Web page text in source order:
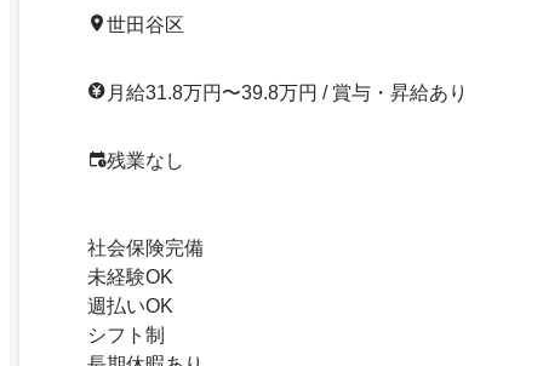
世田谷区
月給31.8万円〜39.8万円 / 賞与・昇給あり
残業なし
社会保険完備
未経験OK
週払いOK
シフト制